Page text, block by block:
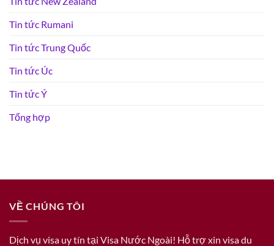
Tin tức Rumani
Tin tức Trung Quốc
Tin tức Úc
Tin tức Ý
Tổng hợp
VỀ CHÚNG TÔI
Dịch vụ visa uy tín tại Visa Nước Ngoài! Hỗ trợ xin visa du